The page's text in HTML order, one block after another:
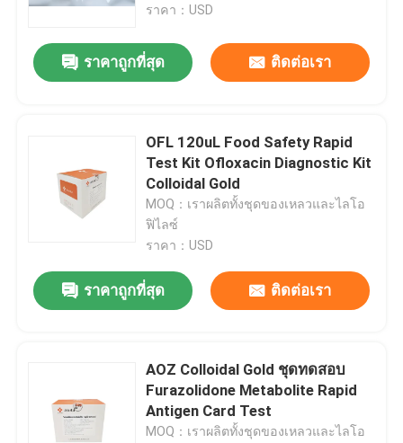
ล่าในการติดตามความปลอดภัยของ
ราคา：USD
ราคาถูกที่สุด ติดต่อเรา
OFL 120uL Food Safety Rapid
Test Kit Ofloxacin Diagnostic Kit
Colloidal Gold
MOQ：เราผลิตทั้งชุดของเหลวและไลโอ
ฟิไลซ์
ราคา：USD
ราคาถูกที่สุด ติดต่อเรา
AOZ Colloidal Gold ชุดทดสอบ
Furazolidone Metabolite Rapid
Antigen Card Test
MOQ：เราผลิตทั้งชุดของเหลวและไลโอ